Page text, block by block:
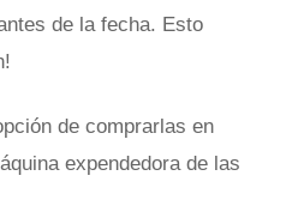
de la fecha. Esto
de comprarlas en
expendedora de las